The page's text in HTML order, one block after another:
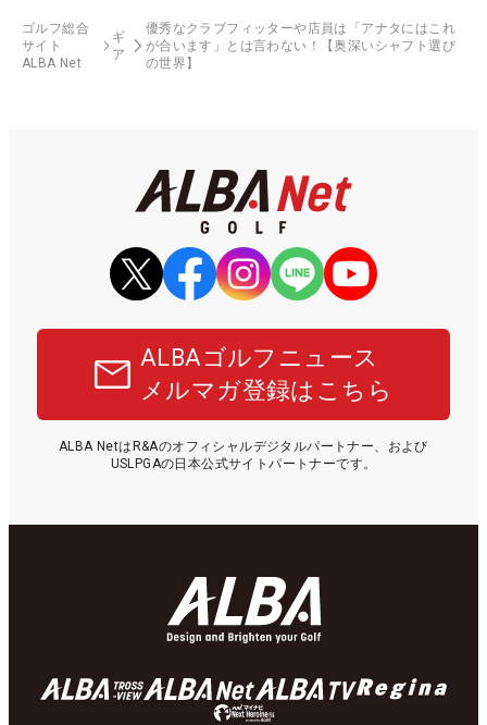
ゴルフ総合
サイト
ALBA Net
ギ
ア
優秀なクラブフィッターや店員は「アナタにはこれ
が合います」とは言わない！【奥深いシャフト選び
の世界】
ALBAゴルフニュース
メルマガ登録はこちら
ALBA NetはR&Aのオフィシャルデジタルパートナー、および
USLPGAの日本公式サイトパートナーです。